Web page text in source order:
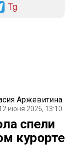
Tg
Аржевитина
июня 2026, 13:10
спели
курорте